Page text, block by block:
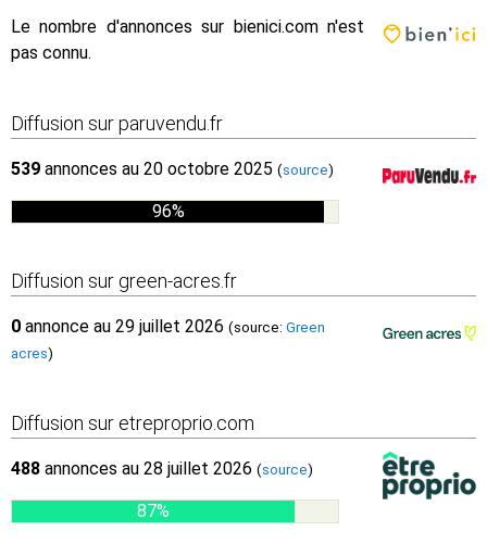
Le nombre d'annonces sur bienici.com n'est
pas connu.
Diffusion sur paruvendu.fr
539 annonces au 20 octobre 2025 (source)
96%
Diffusion sur green-acres.fr
0 annonce au 29 juillet 2026 (source: Green
acres)
Diffusion sur etreproprio.com
488 annonces au 28 juillet 2026 (source)
87%